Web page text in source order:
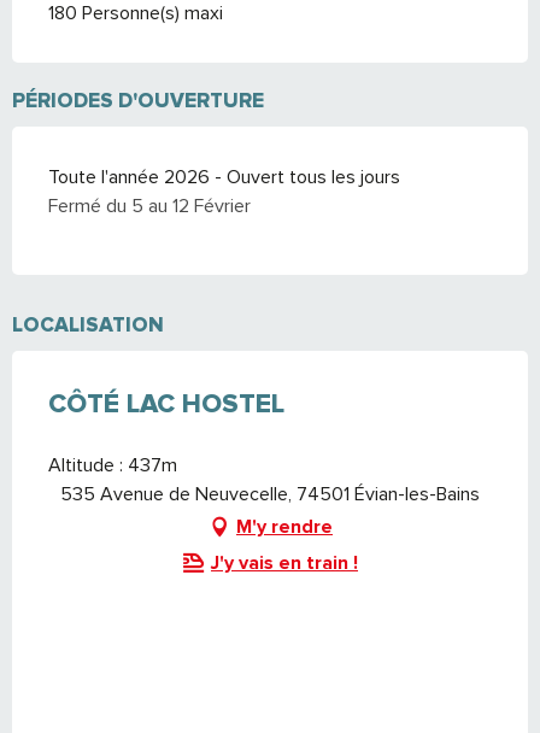
180 Personne(s) maxi
PÉRIODES D'OUVERTURE
Toute l'année 2026 - Ouvert tous les jours
Fermé du 5 au 12 Février
LOCALISATION
CÔTÉ LAC HOSTEL
Altitude : 437m
535 Avenue de Neuvecelle, 74501 Évian-les-Bains
M'y rendre
J'y vais en train !